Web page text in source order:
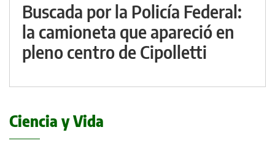
Buscada por la Policía Federal:
la camioneta que apareció en
pleno centro de Cipolletti
Ciencia y Vida